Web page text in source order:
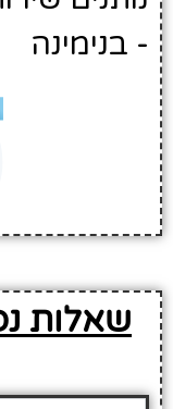
- בנימינה
שאלות